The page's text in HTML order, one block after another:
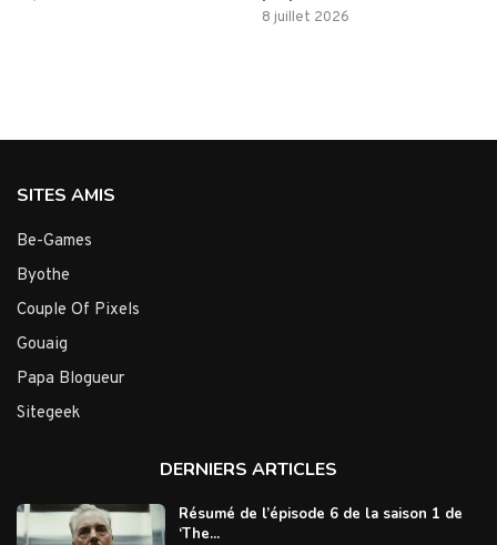
8 juillet 2026
SITES AMIS
Be-Games
Byothe
Couple Of Pixels
Gouaig
Papa Blogueur
Sitegeek
DERNIERS ARTICLES
Résumé de l’épisode 6 de la saison 1 de
‘The...